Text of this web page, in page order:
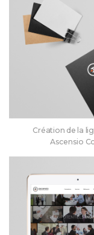
Création de la
Ascensio